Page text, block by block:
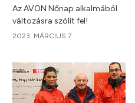
Az AVON Nőnap alkalmából
változásra szólít fel!
2023. MÁRCIUS 7.